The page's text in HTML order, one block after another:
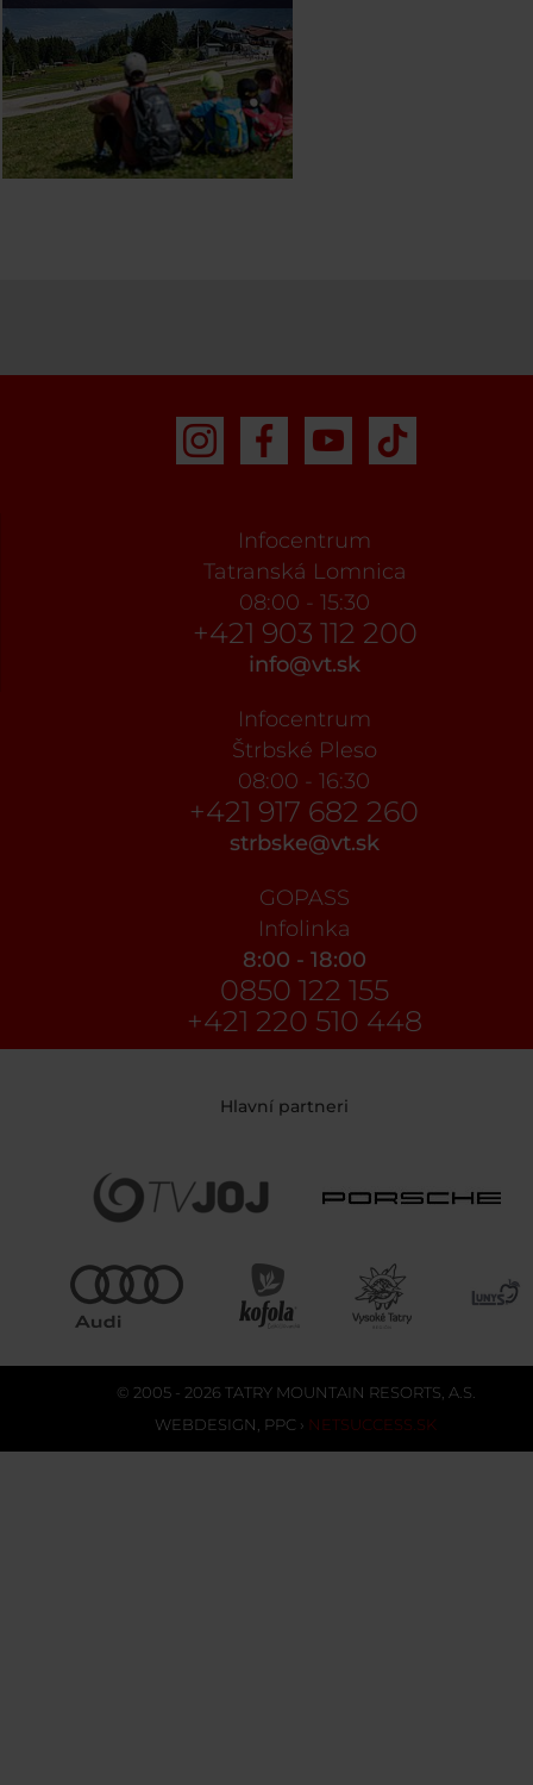
Infocentrum
Tatranská Lomnica
08:00 - 15:30
+421 903 112 200
info@vt.sk
Infocentrum
Štrbské Pleso
08:00 - 16:30
+421 917 682 260
strbske@vt.sk
GOPASS
Infolinka
8:00 - 18:00
0850 122 155
+421 220 510 448
Hlavní partneri
© 2005 - 2026 TATRY MOUNTAIN RESORTS, A.S.
WEBDESIGN PPC › NETSUCCESS.SK